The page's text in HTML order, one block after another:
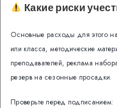
Какие риски
Основные расходы для этого
или класса, методические
преподавателей, реклама
резерв на сезонные просадки.
Проверьте перед подписанием: